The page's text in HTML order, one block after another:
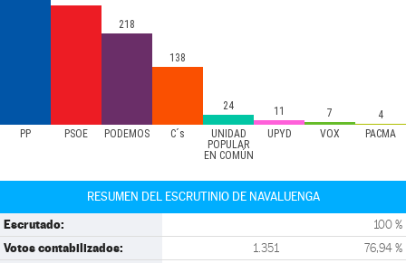
PP PSOE PODEMOS C´s
UNIDAD
POPULAR
EN COMÚN
UPYD VOX PACMA
218
138
24 11 7 4
RESUMEN DEL ESCRUTINIO DE NAVALUENGA
Escrutado: 100 %
Votos contabilizados: 1.351 76,94 %